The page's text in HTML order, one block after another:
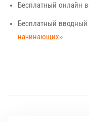
Бесплатный онлайн
Бесплатный вводный
начинающих»